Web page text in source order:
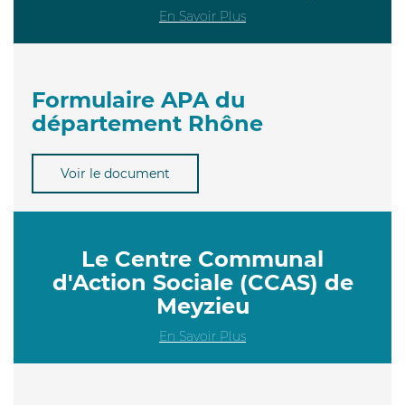
En Savoir Plus
Formulaire APA du
département Rhône
Voir le document
Le Centre Communal
d'Action Sociale (CCAS) de
Meyzieu
En Savoir Plus